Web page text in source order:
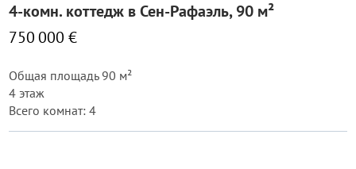
4-комн. коттедж в Сен-Рафаэль, 90 м²
750 000 €
Общая площадь 90 м²
4 этаж
Всего комнат: 4